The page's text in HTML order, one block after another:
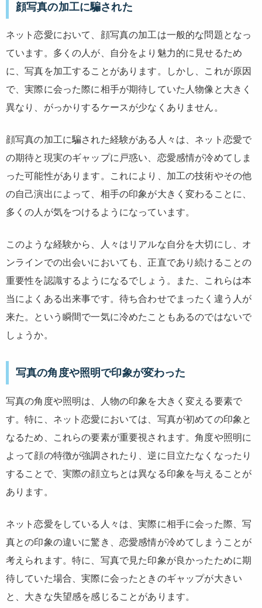
顔写真の加工に騙された
ネット恋愛において、顔写真の加工は一般的な問題となっ
ています。多くの人が、自分をより魅力的に見せるため
に、写真を加工することがあります。しかし、これが原因
で、実際に会った際に相手が期待していた人物像と大きく
異なり、がっかりするケースが少なくありません。
顔写真の加工に騙された経験がある人々は、ネット恋愛で
の期待と現実のギャップに戸惑い、恋愛感情が冷めてしま
った可能性があります。これにより、加工の技術やその他
の自己演出によって、相手の印象が大きく変わることに、
多くの人が気をつけるようになっています。
このような経験から、人々はリアルな自分を大切にし、オ
ンラインでの出会いにおいても、正直であり続けることの
重要性を認識するようになるでしょう。また、これらは本
当によくある出来事です。待ち合わせでまったく違う人が
来た。という瞬間で一気に冷めたこともあるのではないで
しょうか。
写真の角度や照明で印象が変わった
写真の角度や照明は、人物の印象を大きく変える要素で
す。特に、ネット恋愛においては、写真が初めての印象と
なるため、これらの要素が重要視されます。角度や照明に
よって顔の特徴が強調されたり、逆に目立たなくなったり
することで、実際の顔立ちとは異なる印象を与えることが
あります。
ネット恋愛をしている人々は、実際に相手に会った際、写
真との印象の違いに驚き、恋愛感情が冷めてしまうことが
考えられます。特に、写真で見た印象が良かったために期
待していた場合、実際に会ったときのギャップが大きい
と、大きな失望感を感じることがあります。